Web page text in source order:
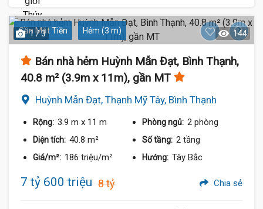
Gần Mặt Tiền Hẻm (3 m)
1 / 3 144
Bán nhà hẻm Huỳnh Mẫn Đạt, Bình Thạnh,
40.8 m² (3.9m x 11m), gần MT
Huỳnh Mẫn Đạt, Thạnh Mỹ Tây, Bình Thạnh
Rộng: 3.9 m x 11 m Phòng ngủ: 2 phòng
Diện tích: 40.8 m² Số tầng: 2 tầng
Giá/m²: 186 triệu/m² Hướng: Tây Bắc
7 tỷ 600 triệu 8 tỷ Chia sẻ